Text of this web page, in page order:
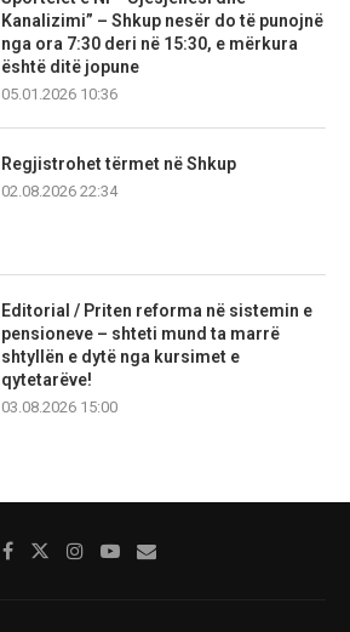
Kanalizimi” – Shkup nesër do të punojnë
nga ora 7:30 deri në 15:30, e mërkura
është ditë jopune
05.01.2026 10:36
Regjistrohet tërmet në Shkup
02.08.2026 22:34
Editorial / Priten reforma në sistemin e
pensioneve – shteti mund ta marrë
shtyllën e dytë nga kursimet e
qytetarëve!
03.08.2026 15:00